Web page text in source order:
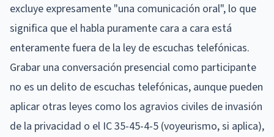
excluye expresamente "una comunicación oral", lo que
significa que el habla puramente cara a cara está
enteramente fuera de la ley de escuchas telefónicas.
Grabar una conversación presencial como participante
no es un delito de escuchas telefónicas, aunque pueden
aplicar otras leyes como los agravios civiles de invasión
de la privacidad o el IC 35-45-4-5 (voyeurismo, si aplica),